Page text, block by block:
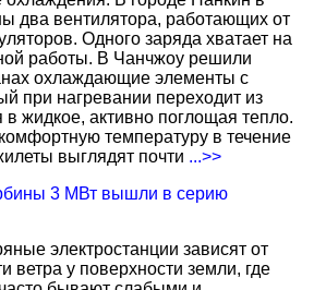
два вентилятора, работающих от
Одного заряда хватает на
работы. В Чанчжоу решили
охлаждающие элементы с
при нагревании переходит из
в жидкое, активно поглощая тепло.
температуру в течение
выглядят почти ...>>
3 МВт вышли в серию
электростанции зависят от
ветра у поверхности земли, где